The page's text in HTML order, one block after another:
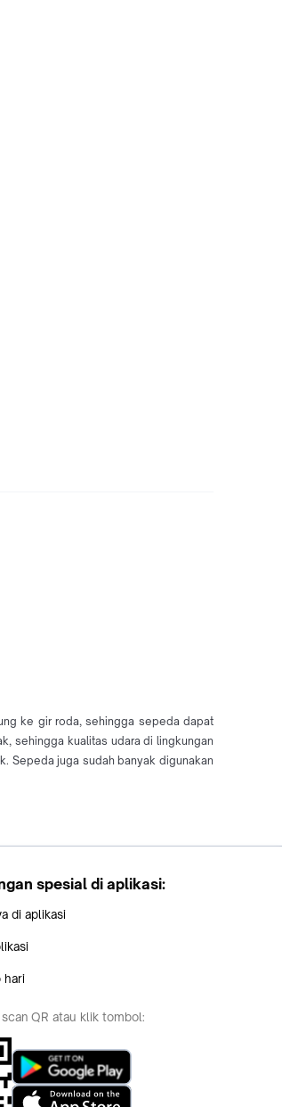
ke gir roda, sehingga sepeda dapat
sehingga kualitas udara di lingkungan
Sepeda juga sudah banyak digunakan
spesial di aplikasi:
di aplikasi
hari
QR atau klik tombol: